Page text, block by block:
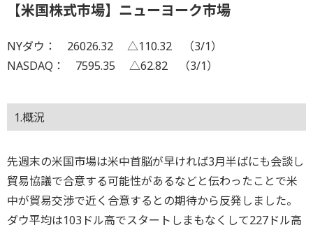
【米国株式市場】ニューヨーク市場
NYダウ： 26026.32 △110.32 （3/1）
NASDAQ： 7595.35 △62.82 （3/1）
1.概況
先週末の米国市場は米中首脳が早ければ3月半ばにも会談し
貿易協議で合意する可能性があるなどと伝わったことで米
中が貿易交渉で近く合意するとの期待から反発しました。
ダウ平均は103ドル高でスタートしまもなくして227ドル高